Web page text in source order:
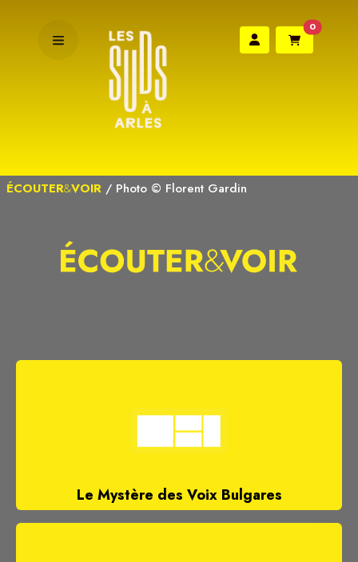
0
ÉCOUTER&VOIR / Photo © Florent Gardin
Le Mystère des Voix Bulgares